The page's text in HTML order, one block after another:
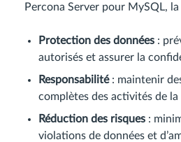
Percona Server pour MySQL,
Protection des données :
autorisés et assurer la
Responsabilité: maintenir
complètes des activités de la
Réduction des risques :
violations de données et